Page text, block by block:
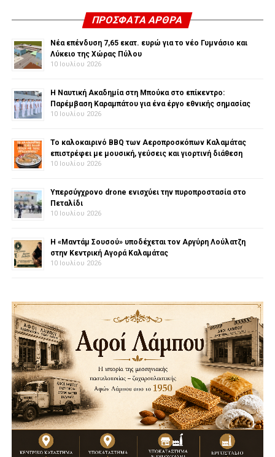
ΠΡΌΣΦΑΤΑ ΆΡΘΡΑ
Νέα επένδυση 7,65 εκατ. ευρώ για το νέο Γυμνάσιο και
Λύκειο της Χώρας Πύλου
10 Ιουλίου 2026
Η Ναυτική Ακαδημία στη Μπούκα στο επίκεντρο:
Παρέμβαση Καραμπάτου για ένα έργο εθνικής σημασίας
10 Ιουλίου 2026
Το καλοκαιρινό BBQ των Αεροπροσκόπων Καλαμάτας
επιστρέφει με μουσική, γεύσεις και γιορτινή διάθεση
10 Ιουλίου 2026
Υπερσύγχρονο drone ενισχύει την πυροπροστασία στο
Πεταλίδι
10 Ιουλίου 2026
Η «Μαντάμ Σουσού» υποδέχεται τον Αργύρη Λούλατζη
στην Κεντρική Αγορά Καλαμάτας
10 Ιουλίου 2026